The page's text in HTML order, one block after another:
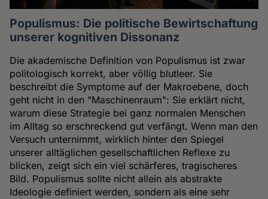
Populismus: Die politische Bewirtschaftung
unserer kognitiven Dissonanz
Die akademische Definition von Populismus ist zwar
politologisch korrekt, aber völlig blutleer. Sie
beschreibt die Symptome auf der Makroebene, doch
geht nicht in den "Maschinenraum": Sie erklärt nicht,
warum diese Strategie bei ganz normalen Menschen
im Alltag so erschreckend gut verfängt. Wenn man den
Versuch unternimmt, wirklich hinter den Spiegel
unserer alltäglichen gesellschaftlichen Reflexe zu
blicken, zeigt sich ein viel schärferes, tragischeres
Bild. Populismus sollte nicht allein als abstrakte
Ideologie definiert werden, sondern als eine sehr